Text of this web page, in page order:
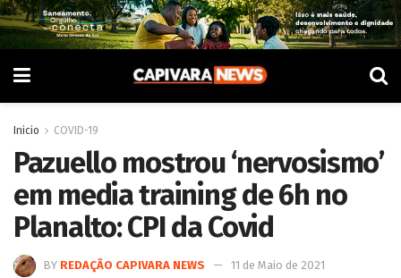
Inicio COVID-19
Pazuello mostrou ‘nervosismo’
em media training de 6h no
Planalto: CPI da Covid
BY REDAÇÃO CAPIVARA NEWS 11 de Maio de 2021